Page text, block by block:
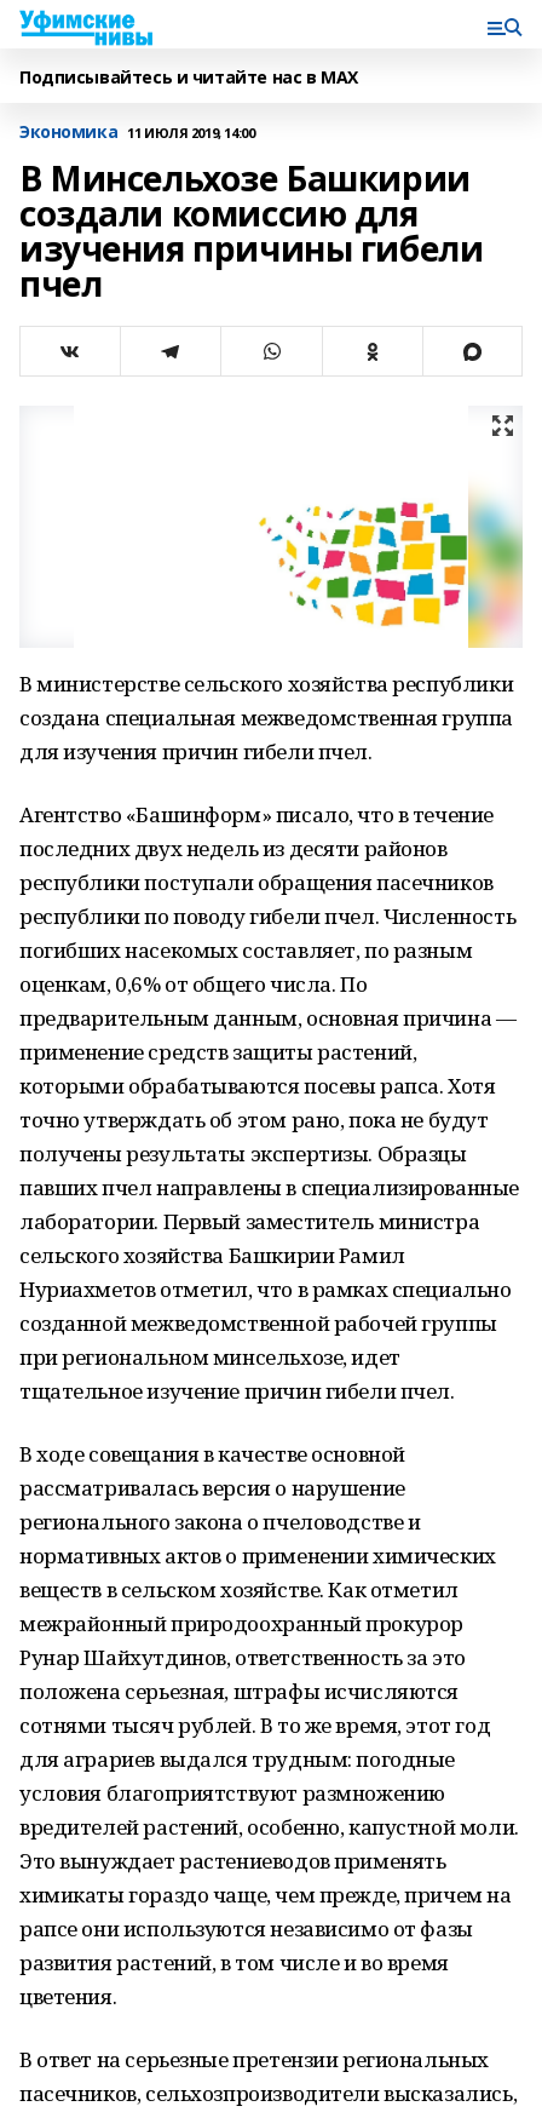
Подписывайтесь и читайте нас в MAX
Экономика 11 ИЮЛЯ 2019, 14:00
В Минсельхозе Башкирии
создали комиссию для
изучения причины гибели
пчел
В министерстве сельского хозяйства республики
создана специальная межведомственная группа
для изучения причин гибели пчел.
Агентство «Башинформ» писало, что в течение
последних двух недель из десяти районов
республики поступали обращения пасечников
республики по поводу гибели пчел. Численность
погибших насекомых составляет, по разным
оценкам, 0,6% от общего числа. По
предварительным данным, основная причина —
применение средств защиты растений,
которыми обрабатываются посевы рапса. Хотя
точно утверждать об этом рано, пока не будут
получены результаты экспертизы. Образцы
павших пчел направлены в специализированные
лаборатории. Первый заместитель министра
сельского хозяйства Башкирии Рамил
Нуриахметов отметил, что в рамках специально
созданной межведомственной рабочей группы
при региональном минсельхозе, идет
тщательное изучение причин гибели пчел.
В ходе совещания в качестве основной
рассматривалась версия о нарушение
регионального закона о пчеловодстве и
нормативных актов о применении химических
веществ в сельском хозяйстве. Как отметил
межрайонный природоохранный прокурор
Рунар Шайхутдинов, ответственность за это
положена серьезная, штрафы исчисляются
сотнями тысяч рублей. В то же время, этот год
для аграриев выдался трудным: погодные
условия благоприятствуют размножению
вредителей растений, особенно, капустной моли.
Это вынуждает растениеводов применять
химикаты гораздо чаще, чем прежде, причем на
рапсе они используются независимо от фазы
развития растений, в том числе и во время
цветения.
В ответ на серьезные претензии региональных
пасечников, сельхозпроизводители высказались,